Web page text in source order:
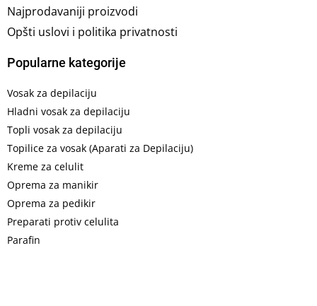
Najprodavaniji proizvodi
Opšti uslovi i politika privatnosti
Popularne kategorije
Vosak za depilaciju
Hladni vosak za depilaciju
Topli vosak za depilaciju
Topilice za vosak (Aparati za Depilaciju)
Kreme za celulit
Oprema za manikir
Oprema za pedikir
Preparati protiv celulita
Parafin